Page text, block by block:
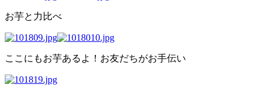
お芋と力比べ
ここにもお芋あるよ！お友だちがお手伝い